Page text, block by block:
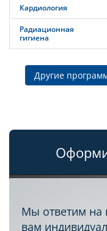
Кардиология
Радиационная
гигиена
Другие
Мы ответим на
вам